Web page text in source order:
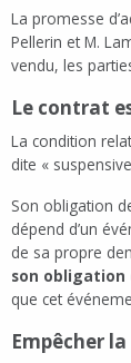
La promesse
Pellerin et M.
vendu, les
Le contrat
La condition
dite «
Son obligation
dépend d’un
de sa propre
son obligation
que cet
Empêcher